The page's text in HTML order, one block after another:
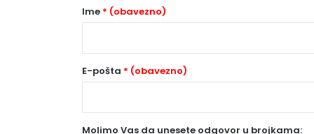
r
o
a
Ime * (obavezno)
E-pošta * (obavezno)
Molimo Vas da unesete odgovor u brojkama: